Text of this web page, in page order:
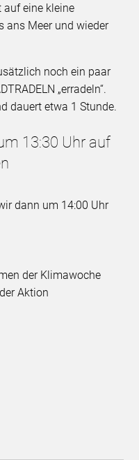
auf eine kleine
ans Meer und wieder
noch ein paar
„erradeln“.
dauert etwa 1 Stunde.
13:30 Uhr auf
dann um 14:00 Uhr
der Klimawoche
Aktion